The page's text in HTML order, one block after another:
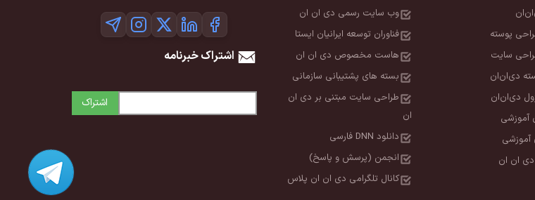
پوسته
سایت
دی‌ان‌ان
دی‌ان‌ان
آموزشی
آموزشی
ان ان
وب سایت رسمی دی ان ان
فناوران توسعه ایرانیان ایستا
هاست مخصوص دی ان ان
بسته های پشتیبانی سازمانی
طراحی سایت مبتنی بر دی ان
ان
دانلود DNN فارسی
انجمن (پرسش و پاسخ)
کانال تلگرامی دی ان ان پلاس
اشتراک خبرنامه
اشتراک